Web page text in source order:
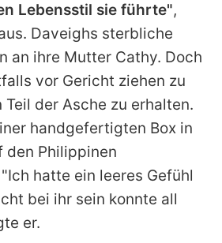
Lebensstil sie führte",
Daveighs sterbliche
an ihre Mutter Cathy. Doch
vor Gericht ziehen zu
Teil der Asche zu erhalten.
handgefertigten Box in
den Philippinen
hatte ein leeres Gefühl
bei ihr sein konnte all
er.